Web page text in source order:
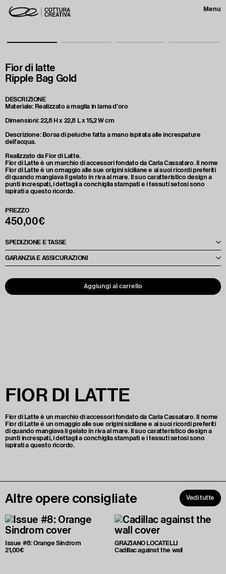
Menu
Fior di latte
Ripple Bag Gold
DESCRIZIONE
Materiale: Realizzato a maglia in lama d'oro
Dimensioni: 22,8 H x 22,8 L x 15,2 W cm
Descrizione: Borsa di peluche fatta a mano ispirata alle increspature
dell'acqua.
Realizzato da Fior di Latte.
Fior di Latte è un marchio di accessori fondato da Carla Cassataro. Il nome
Fior di Latte è un omaggio alle sue origini siciliane e ai suoi ricordi preferiti
di quando mangiava il gelato in riva al mare. Il suo caratteristico design a
punti increspati, i dettagli a conchiglia stampati e i tessuti setosi sono
ispirati a questo ricordo.
PREZZO
450,00€
Aggiungi al carrello
SPEDIZIONE E TASSE
Le spese di spedizione e le tasse verranno calcolate e comunicate al
momento dell'offerta, in base alla destinazione e alle quantità richieste. Per
maggiori dettagli, il preventivo verrà fornito direttamente da Cottura
GARANZIA E ASSICURAZIONI
Ogni opera è accompagnata da un Condition Report, per garantirne la
qualità e lo stato prima della spedizione. Procuriamo una copertura
assicurativa per proteggere l'opera durante il trasporto, assicurando
massima tutela per i tuoi acquisti.
FIOR DI LATTE
Fior di Latte è un marchio di accessori fondato da Carla Cassataro. Il nome
Fior di Latte è un omaggio alle sue origini siciliane e ai suoi ricordi preferiti
di quando mangiava il gelato in riva al mare. Il suo caratteristico design a
punti increspati, i dettagli a conchiglia stampati e i tessuti setosi sono
ispirati a questo ricordo.
Altre opere consigliate Vedi tutte
Issue #8: Orange Sindrom
21,00€
GRAZIANO LOCATELLI
Cadillac against the wall